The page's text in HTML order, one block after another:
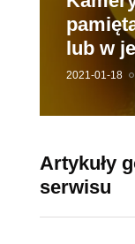
lub w
2021-01-18
Artykuły
serwisu